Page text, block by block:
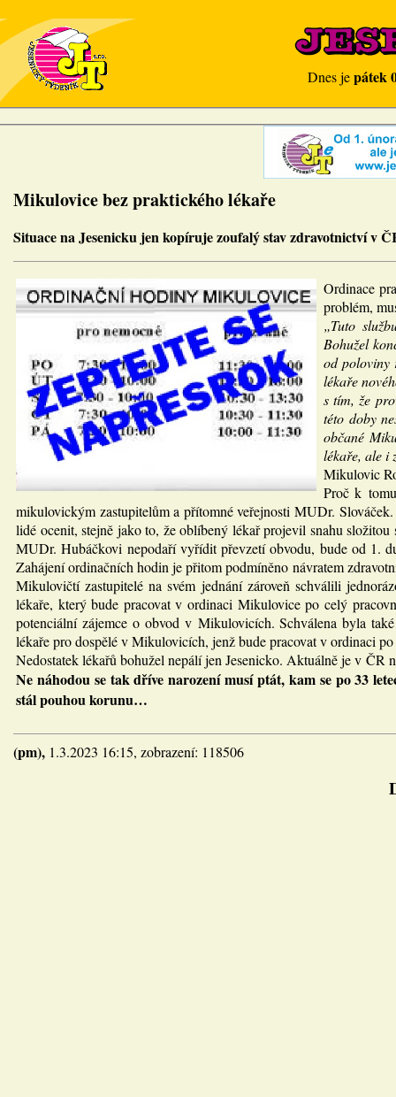
Dnes jepátek
Mikulovice bez praktického lékaře
Situace na Jesenicku jen kopíruje zoufalý stav zdravotnictví v
Ordinace
problém,
„Tuto
Bohužel
od poloviny
lékaře
s tím, že
této doby
občané
lékaře, ale i
Mikulovic
Proč k
mikulovickým zastupitelům a přítomné veřejnosti MUDr.
lidé ocenit, stejně jako to, že oblíbený lékař projevil snahu
MUDr. Hubáčkovi nepodaří vyřídit převzetí obvodu, bude od 1.
Zahájení ordinačních hodin je přitom podmíněno návratem
Mikulovičtí zastupitelé na svém jednání zároveň schválili
lékaře, který bude pracovat v ordinaci Mikulovice po celý
potenciální zájemce o obvod v Mikulovicích. Schválena byla
lékaře pro dospělé v Mikulovicích, jenž bude pracovat v ordinaci
Nedostatek lékařů bohužel nepálí jen Jesenicko. Aktuálně je v ČR
Ne náhodou se tak dříve narození musí ptát, kam se po 33
stál pouhou korunu…
(pm), 1.3.2023 16:15, zobrazení: 118506